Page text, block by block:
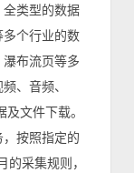
类型的数据
个行业的数
布流页等多
、音频、
文件下载。
按照指定的
采集规则，